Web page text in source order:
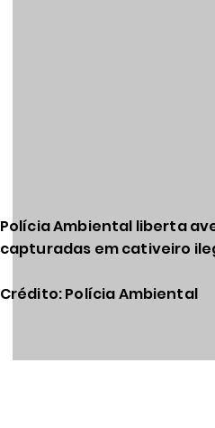
Polícia Ambiental liberta
capturadas em cativeiro
Crédito: Polícia Ambiental